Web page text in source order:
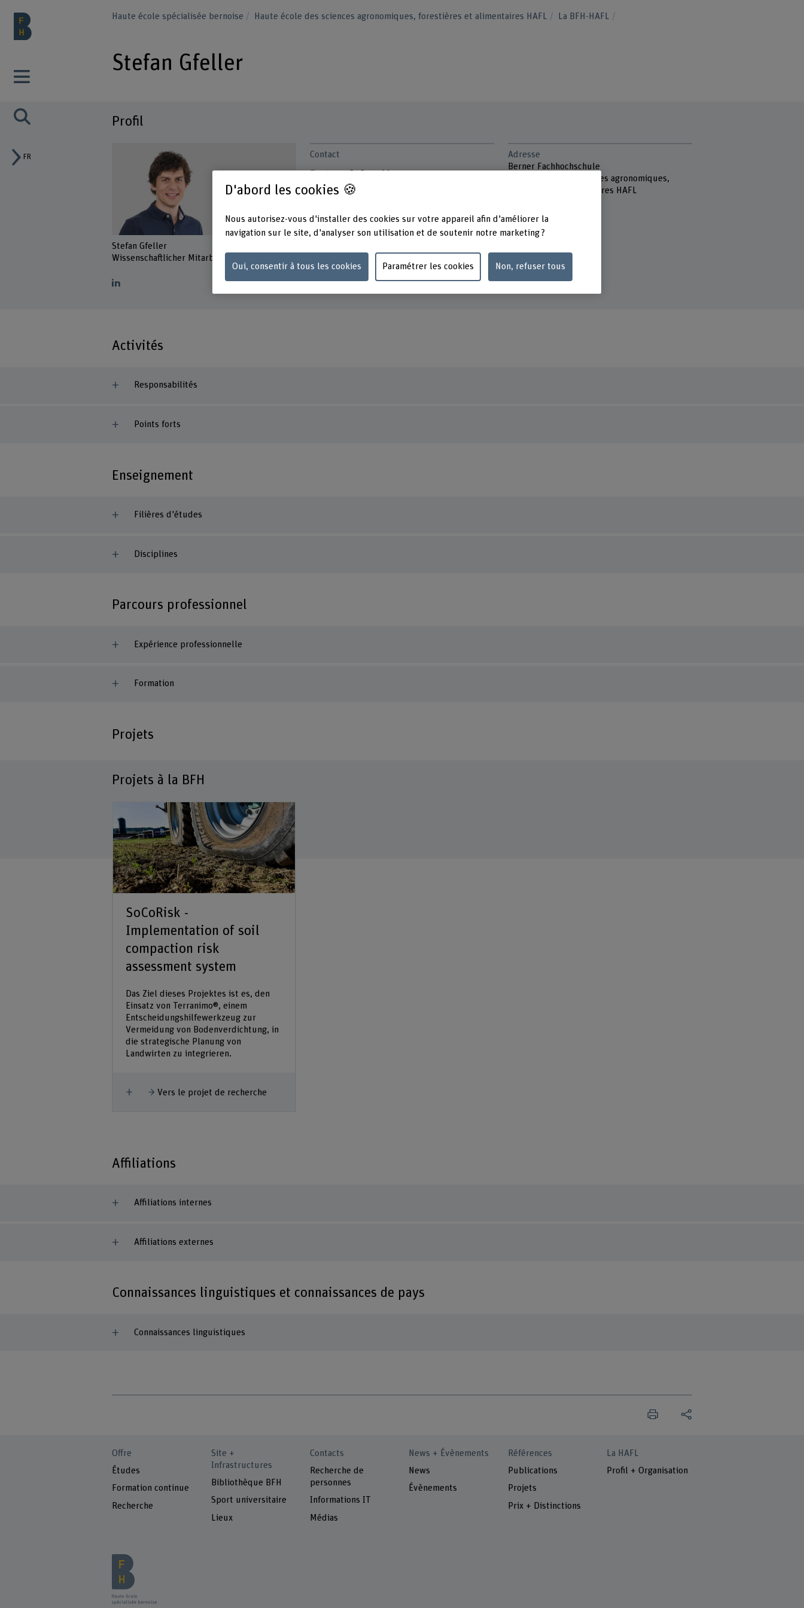
FR
Haute école spécialisée bernoise Haute école des sciences agronomiques, forestières et alimentaires HAFL La BFH-HAFL
Stefan Gfeller
Profil
Stefan Gfeller
Wissenschaftlicher Mitarbeiter
Contact
Afficher l'e-mail
www.bfh.ch/fr/stefan-gfeller
Adresse
Berner Fachhochschule
Haute école des sciences agronomiques,
forestières et alimentaires HAFL
Länggasse 85
Activités
Responsabilités
Points forts
Enseignement
Filières d'études
Disciplines
Parcours professionnel
Expérience professionnelle
Formation
Projets
Projets à la BFH
SoCoRisk -
Implementation of soil
compaction risk
assessment system
Das Ziel dieses Projektes ist es, den
Einsatz von Terranimo®, einem
Entscheidungshilfewerkzeug zur
Vermeidung von Bodenverdichtung, in
die strategische Planung von
Landwirten zu integrieren.
Afficher plus
Vers le projet de recherche
Affiliations
Affiliations internes
Affiliations externes
Connaissances linguistiques et connaissances de pays
Connaissances linguistiques
Offre
Études
Formation continue
Recherche
Site +
Infrastructures
Bibliothèque BFH
Sport universitaire
Lieux
Contacts
Recherche de
personnes
Informations IT
Médias
News + Évènements
News
Évènements
Références
Publications
Projets
Prix + Distinctions
La HAFL
Profil + Organisation
D'abord les cookies 🍪
Nous autorisez-vous d'installer des cookies sur votre appareil afin d'améliorer la
navigation sur le site, d'analyser son utilisation et de soutenir notre marketing ?
Oui, consentir à tous les cookies Paramétrer les cookies Non, refuser tous